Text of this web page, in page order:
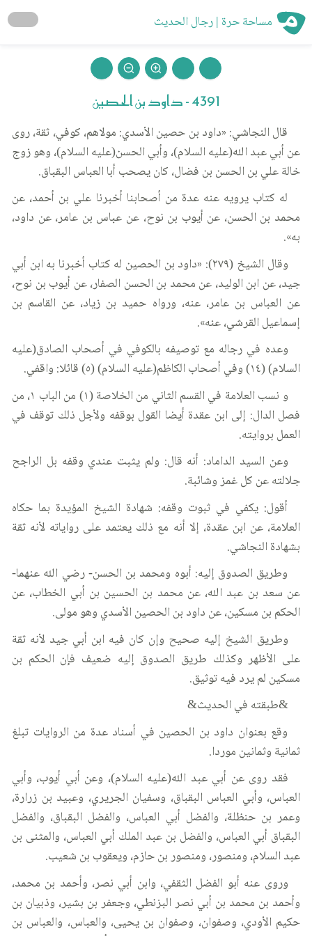
مساحة حرة | رجال الحديث
4391 - داود بن الحصين
قال النجاشي: «داود بن حصين الأسدي: مولاهم، كوفي، ثقة، روى
عن أبي عبد الله(عليه السلام)، وأبي الحسن(عليه السلام)، وهو زوج
خالة علي بن الحسن بن فضال، كان يصحب أبا العباس البقباق.
له كتاب يرويه عنه عدة من أصحابنا أخبرنا علي بن أحمد، عن
محمد بن الحسن، عن أيوب بن نوح، عن عباس بن عامر، عن داود،
به».
وقال الشيخ (٢٧٩): «داود بن الحصين له كتاب أخبرنا به ابن أبي
جيد، عن ابن الوليد، عن محمد بن الحسن الصفار، عن أيوب بن نوح،
عن العباس بن عامر، عنه، ورواه حميد بن زياد، عن القاسم بن
إسماعيل القرشي، عنه».
وعده في رجاله مع توصيفه بالكوفي في أصحاب الصادق(عليه
السلام) (١٤) وفي أصحاب الكاظم(عليه السلام) (٥) قائلا: واقفي.
و نسب العلامة في القسم الثاني من الخلاصة (١) من الباب ١، من
فصل الدال: إلى ابن عقدة أيضا القول بوقفه ولأجل ذلك توقف في
العمل بروايته.
وعن السيد الداماد: أنه قال: ولم يثبت عندي وقفه بل الراجح
جلالته عن كل غمز وشائبة.
أقول: يكفي في ثبوت وقفه: شهادة الشيخ المؤيدة بما حكاه
العلامة، عن ابن عقدة، إلا أنه مع ذلك يعتمد على رواياته لأنه ثقة
بشهادة النجاشي.
وطريق الصدوق إليه: أبوه ومحمد بن الحسن- رضي الله عنهما-
عن سعد بن عبد الله، عن محمد بن الحسين بن أبي الخطاب، عن
الحكم بن مسكين، عن داود بن الحصين الأسدي وهو مولى.
وطريق الشيخ إليه صحيح وإن كان فيه ابن أبي جيد لأنه ثقة
على الأظهر وكذلك طريق الصدوق إليه ضعيف فإن الحكم بن
مسكين لم يرد فيه توثيق.
&طبقته في الحديث&
وقع بعنوان داود بن الحصين في أسناد عدة من الروايات تبلغ
ثمانية وثمانين موردا.
فقد روى عن أبي عبد الله(عليه السلام)، وعن أبي أيوب، وأبي
العباس، وأبي العباس البقباق، وسفيان الجريري، وعبيد بن زرارة،
وعمر بن حنظلة، والفضل أبي العباس، والفضل البقباق، والفضل
البقباق أبي العباس، والفضل بن عبد الملك أبي العباس، والمثنى بن
عبد السلام، ومنصور، ومنصور بن حازم، ويعقوب بن شعيب.
وروى عنه أبو الفضل الثقفي، وابن أبي نصر، وأحمد بن محمد،
وأحمد بن محمد بن أبي نصر البزنطي، وجعفر بن بشير، وذبيان بن
حكيم الأودي، وصفوان، وصفوان بن يحيى، والعباس، والعباس بن